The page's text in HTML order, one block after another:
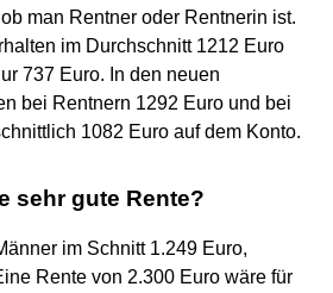
man Rentner oder Rentnerin ist.
im Durchschnitt 1212 Euro
737 Euro. In den neuen
bei Rentnern 1292 Euro und bei
1082 Euro auf dem Konto.
sehr gute Rente?
im Schnitt 1.249 Euro,
Rente von 2.300 Euro wäre für